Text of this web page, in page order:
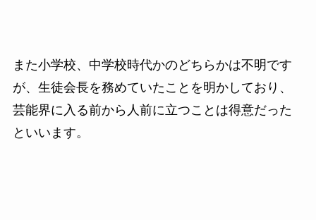
また小学校、中学校時代かのどちらかは不明です
が、生徒会長を務めていたことを明かしており、
芸能界に入る前から人前に立つことは得意だった
といいます。